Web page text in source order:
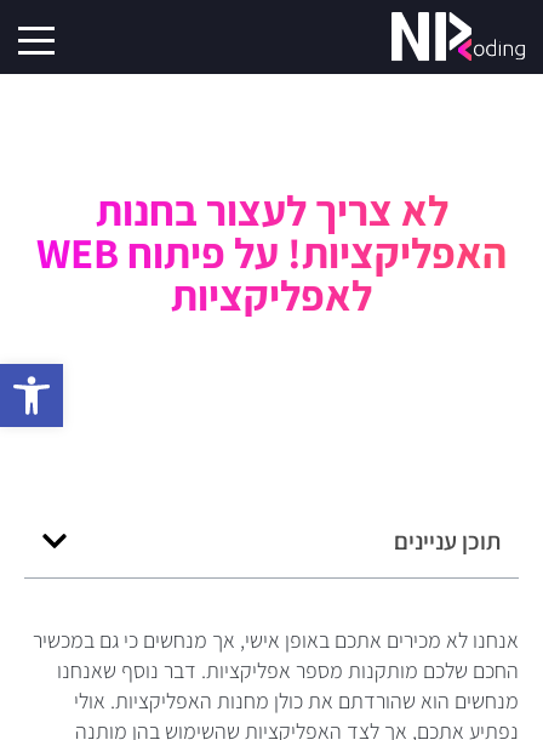
פתח
לא צריך לעצור בחנות
האפליקציות! על פיתוח WEB
לאפליקציות
אנחנו לא מכירים אתכם באופן אישי, אך מנחשים כי גם במכשיר
החכם שלכם מותקנות מספר אפליקציות. דבר נוסף שאנחנו
מנחשים הוא שהורדתם את כולן מחנות האפליקציות. אולי
נפתיע אתכם, אך לצד האפליקציות שהשימוש בהן מותנה
תוכן עניינים